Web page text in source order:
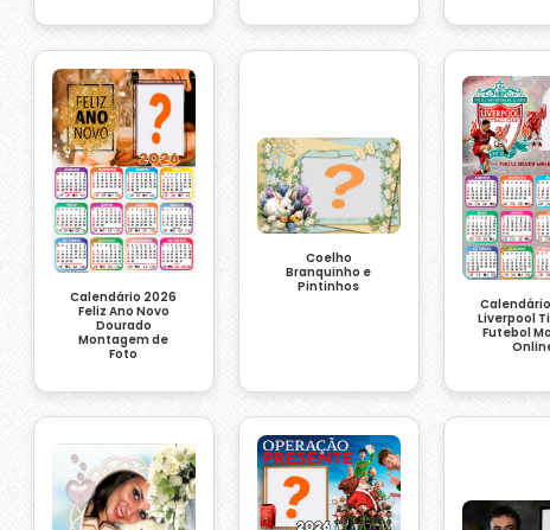
Calendário 2026
Feliz Ano Novo
Dourado
Montagem de
Foto
Coelho
Branquinho e
Pintinhos
Liverpool
Futebol